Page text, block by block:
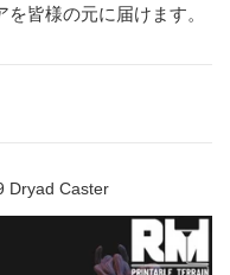
皆様の元に届けます。
Dryad Caster